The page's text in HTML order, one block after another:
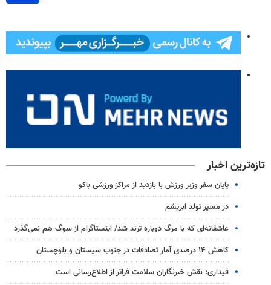
تازه‌ترین اخبار
پایان سفر وزیر ورزش با بازدید از مراکز ورزشی باکو
در مسیر تولد ابریشم
عاشقانه‌ای که با مرگ دوباره ترند شد/ اینستاگرام از سوگ هم نمی‌گذرد
کاهش ۱۴ درصدی آمار تصادفات در جنوب سیستان و بلوچستان
قیداری: نقش خبرنگاران سلامت فراتر از اطلاع‌رسانی است